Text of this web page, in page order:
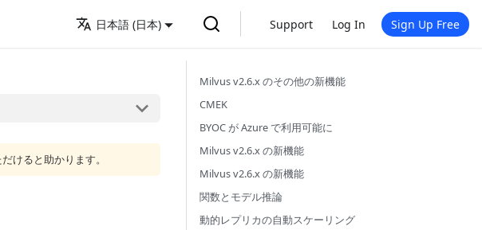
日本語 (日本) Support Log In Sign Up Free
けると助かります。
Milvus v2.6.x のその他の新機能
CMEK
BYOC が Azure で利用可能に
Milvus v2.6.x の新機能
Milvus v2.6.x の新機能
関数とモデル推論
動的レプリカの自動スケーリング